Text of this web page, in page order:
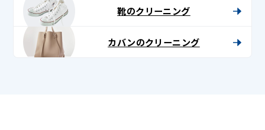
靴のクリーニング
カバンのクリーニング